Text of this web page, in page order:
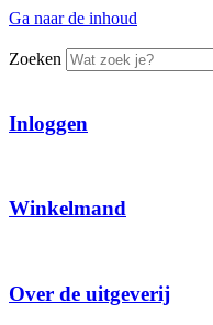
Ga naar de inhoud
Zoeken
Inloggen
Winkelmand
Over de uitgeverij